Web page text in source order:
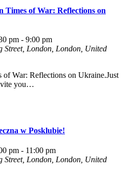
Times of War: Reflections on
pm - 9:00 pm
Street, London, London, United
of War: Reflections on Ukraine.Just
you…
w Posklubie!
pm - 11:00 pm
Street, London, London, United